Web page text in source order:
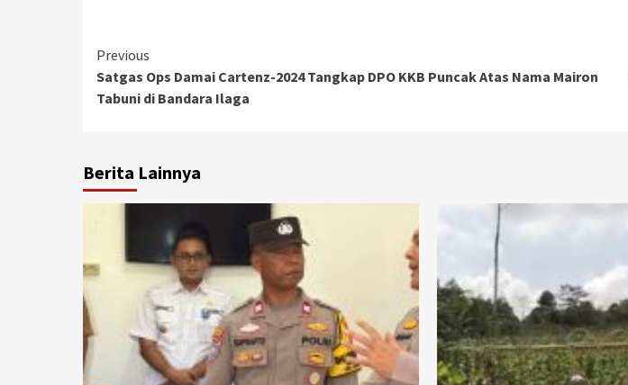
Continue
Reading
Previous
Satgas Ops Damai Cartenz-2024 Tangkap DPO KKB Puncak Atas Nama Mairon
Tabuni di Bandara Ilaga
Berita Lainnya